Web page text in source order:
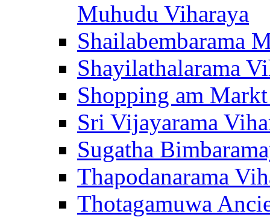
Muhudu Viharaya
Shailabembarama
Shayilathalarama
Shopping am
Sri Vijayarama
Sugatha
Thapodanarama
Thotagamuwa